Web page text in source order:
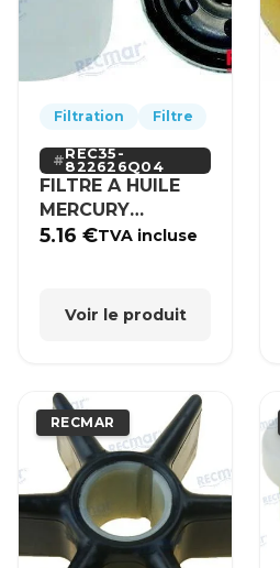
Filtration Filtre
REC35-
822626Q04
FILTRE A HUILE
MERCURY
MERCRUISER
5.16€TVA incluse
Voir le produit
RECMAR